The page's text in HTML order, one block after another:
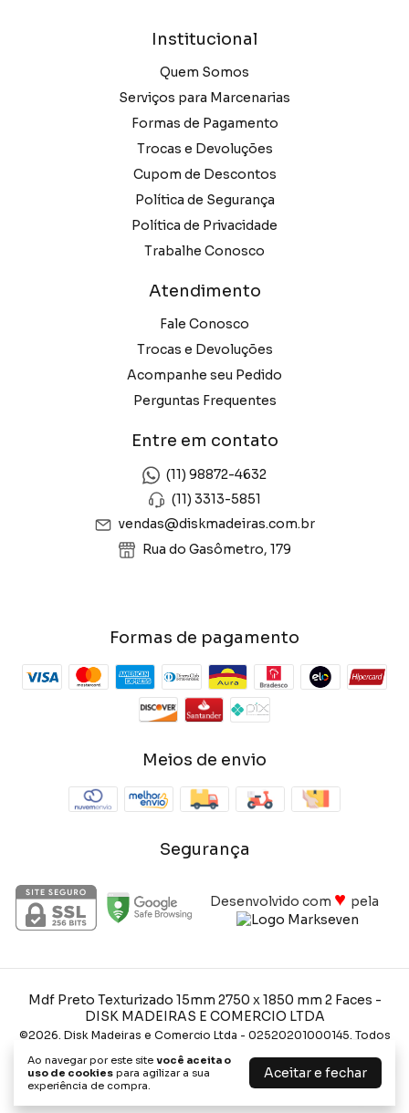
Ao navegar por este site você aceita o
uso de cookies para agilizar a sua
experiência de compra.
Aceitar e fechar
Institucional
Quem Somos
Serviços para Marcenarias
Formas de Pagamento
Trocas e Devoluções
Cupom de Descontos
Política de Segurança
Política de Privacidade
Trabalhe Conosco
Atendimento
Fale Conosco
Trocas e Devoluções
Acompanhe seu Pedido
Perguntas Frequentes
Entre em contato
(11) 98872-4632
(11) 3313-5851
vendas@diskmadeiras.com.br
Rua do Gasômetro, 179
Formas de pagamento
Meios de envio
Segurança
Desenvolvido com ♥ pela
Mdf Preto Texturizado 15mm 2750 x 1850 mm 2 Faces -
DISK MADEIRAS E COMERCIO LTDA
©2026. Disk Madeiras e Comercio Ltda - 02520201000145. Todos